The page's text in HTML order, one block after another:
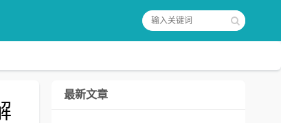
最新文章